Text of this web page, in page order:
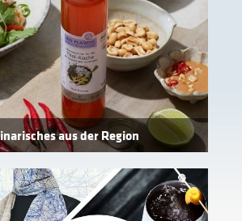
aus der Region